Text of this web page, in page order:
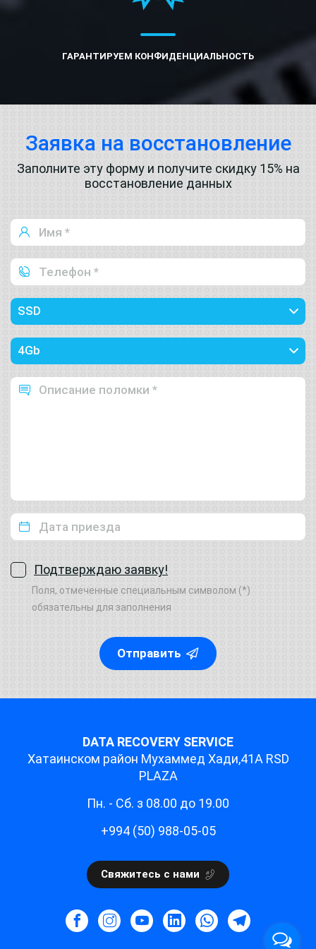
ГАРАНТИРУЕМ КОНФИДЕНЦИАЛЬНОСТЬ
Заявка на восстановление
Заполните эту форму и получите скидку 15% на
восстановление данных
Подтверждаю заявку!
Поля, отмеченные специальным символом (*)
обязательны для заполнения
Отправить
DATA RECOVERY SERVICE
Хатаинском район Мухаммед Хади,41A RSD
PLAZA
Пн. - Cб. з 08.00 до 19.00
+994 (50) 988-05-05
Свяжитесь с нами